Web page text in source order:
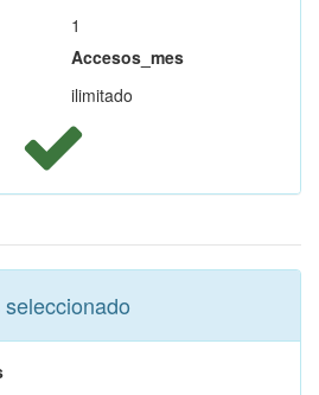
1
Accesos_mes
ilimitado